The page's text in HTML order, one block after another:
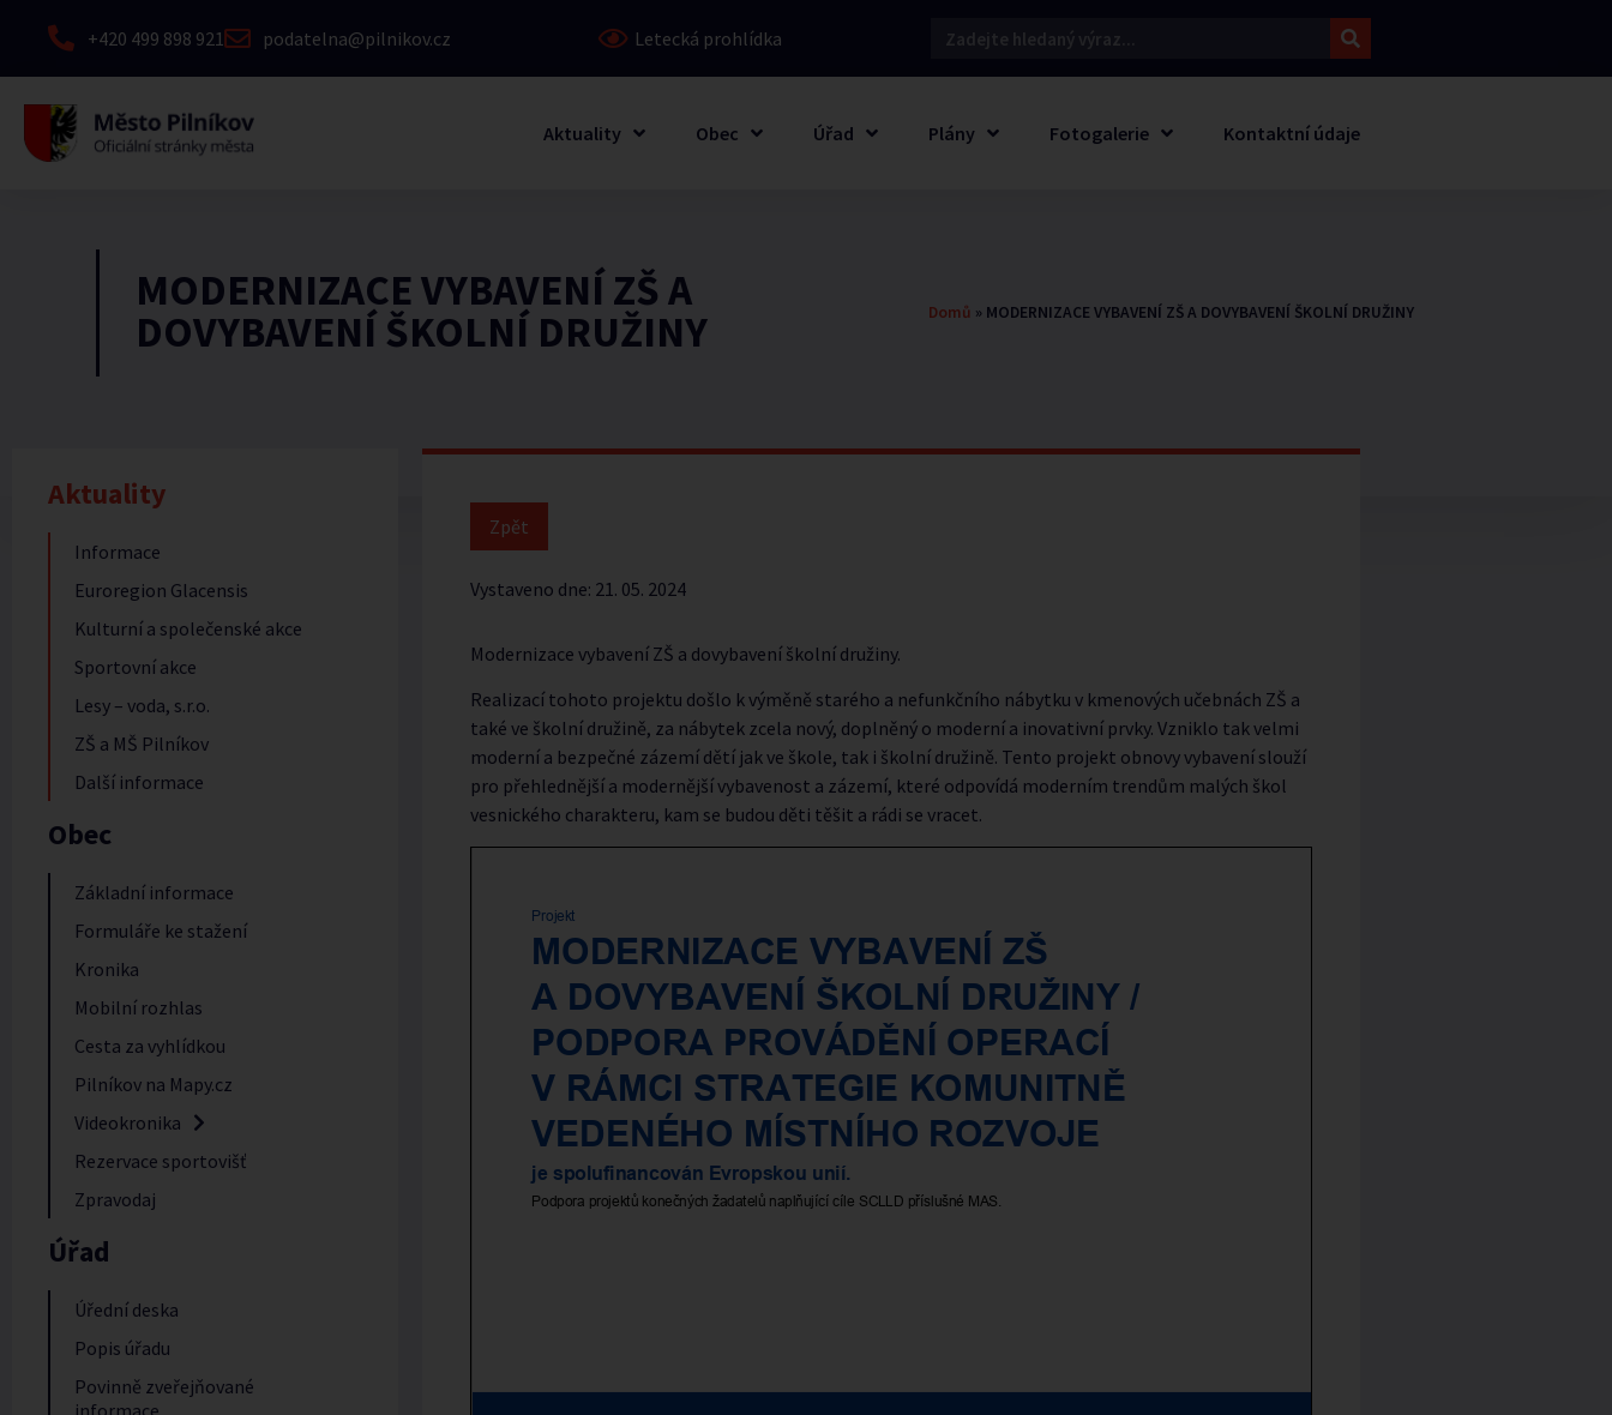
+420 499 898 921 podatelna@pilnikov.cz Letecká prohlídka
Aktuality Obec Úřad Plány Fotogalerie Kontaktní údaje
MODERNIZACE VYBAVENÍ ZŠ A
DOVYBAVENÍ ŠKOLNÍ DRUŽINY Domů » MODERNIZACE VYBAVENÍ ZŠ A DOVYBAVENÍ ŠKOLNÍ DRUŽINY
Aktuality
Informace
Euroregion Glacensis
Kulturní a společenské akce
Sportovní akce
Lesy – voda, s.r.o.
ZŠ a MŠ Pilníkov
Další informace
Obec
Základní informace
Formuláře ke stažení
Kronika
Mobilní rozhlas
Cesta za vyhlídkou
Pilníkov na Mapy.cz
Videokronika
Rezervace sportovišť
Zpravodaj
Úřad
Úřední deska
Popis úřadu
Povinně zveřejňované
informace
Vystaveno dne: 21. 05. 2024
Modernizace vybavení ZŠ a dovybavení školní družiny.
Realizací tohoto projektu došlo k výměně starého a nefunkčního nábytku v kmenových učebnách ZŠ a
také ve školní družině, za nábytek zcela nový, doplněný o moderní a inovativní prvky. Vzniklo tak velmi
moderní a bezpečné zázemí dětí jak ve škole, tak i školní družině. Tento projekt obnovy vybavení slouží
pro přehlednější a modernější vybavenost a zázemí, které odpovídá moderním trendům malých škol
vesnického charakteru, kam se budou děti těšit a rádi se vracet.